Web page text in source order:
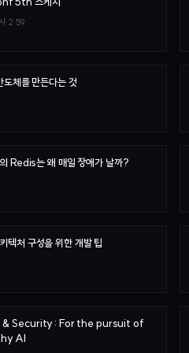
2:59
체를 만든다는 것
Redis는 왜 매일 장애가 날까?
텍처 구성을 위한 개발 팁
Security : For the pursuit of
AI